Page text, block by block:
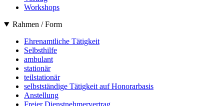
Workshops
Rahmen / Form
Ehrenamtliche Tätigkeit
Selbsthilfe
ambulant
stationär
teilstationär
selbstständige Tätigkeit auf Honorarbasis
Anstellung
Freier Dienstnehmervertrag